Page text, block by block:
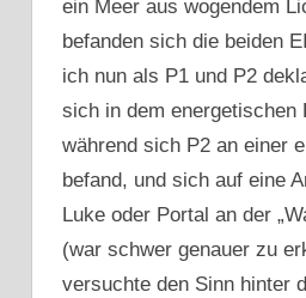
ein Meer aus wogendem
befanden sich die beiden
ich nun als P1 und P2
sich in dem energetischen
während sich P2 an einer
befand, und sich auf eine
Luke oder Portal an der
(war schwer genauer zu
versuchte den Sinn hinter